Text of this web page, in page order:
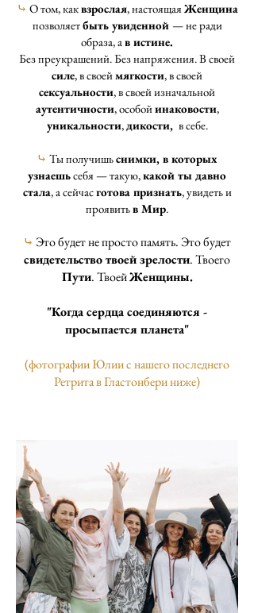
⤷ О том, каквзрослая, настоящая Женщина
позволяетбыть увиденной — не ради
образа, ав истине.
Без преукрашений. Без напряжения. В своей
силе, в своеймягкости, в своей
сексуальности, в своей изначальной
аутентичности, особойинаковости,
уникальности,дикости, в себе.
⤷ Ты получишьснимки, в которых
узнаешьсебя — такую,какой ты давно
стала, а сейчасготова признать, увидеть и
проявитьв Мир.
⤷ Это будет не просто память. Это будет
свидетельство твоей зрелости. Твоего
Пути. ТвоейЖенщины.
"Когда сердца соединяются -
просыпается планета"
(фотографии Юлии с нашего последнего
Ретрита в Гластонбери ниже)